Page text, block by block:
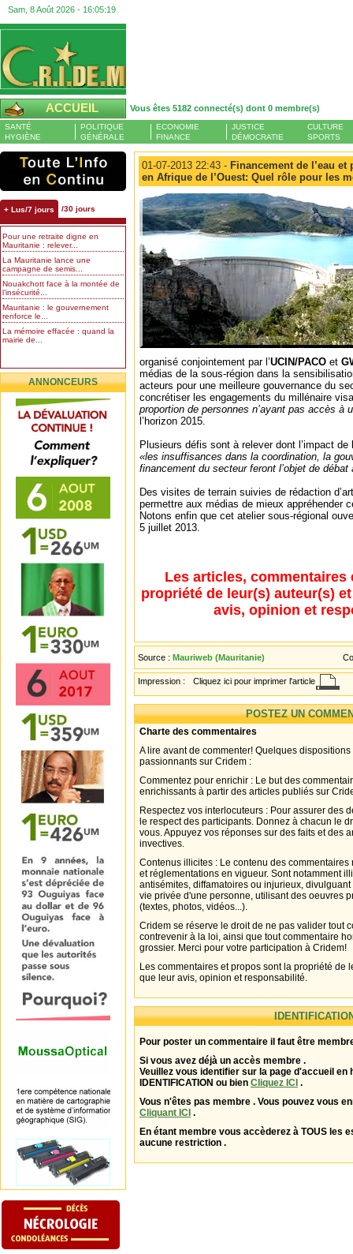
Sam, 8 Août 2026 - 16:05:20
ACCUEIL Vous êtes 5182 connecté(s) dont 0 membre(s)
SANTÉ
HYGIÈNE
POLITIQUE
GÉNÉRALE
ECONOMIE
FINANCE
JUSTICE
DÉMOCRATIE
CULTURE
SPORTS
+ Lus/7 jours /30 jours
Pour une retraite digne en
Mauritanie : relever...
La Mauritanie lance une
campagne de semis...
Nouakchott face à la montée de
l’insécurité...
Mauritanie : le gouvernement
renforce le...
La mémoire effacée : quand la
mairie de...
ANNONCEURS
01-07-2013 22:43 - Financement de l’eau
en Afrique de l’Ouest: Quel rôle pour les
organisé conjointement par l’UCIN/PACO et
médias de la sous-région dans la
acteurs pour une meilleure gouvernance du
concrétiser les engagements du millénaire
proportion de personnes n’ayant pas accès à
l’horizon 2015.
Plusieurs défis sont à relever dont l’impact
«les insuffisances dans la coordination, la
financement du secteur feront l’objet de
Des visites de terrain suivies de rédaction
permettre aux médias de mieux appréhender
Notons enfin que cet atelier sous-régional
5 juillet 2013.
Les articles,
propriété de leur(s) auteur(s)
avis, opinion et
Source : Mauriweb (Mauritanie)
Impression : Cliquez ici pour imprimer l'article
POSTEZ UN
Charte des commentaires
A lire avant de commenter! Quelques
passionnants sur Cridem :
Commentez pour enrichir : Le but des
enrichissants à partir des articles publiés sur
Respectez vos interlocuteurs : Pour assurer des
le respect des participants. Donnez à chacun le
vous. Appuyez vos réponses sur des faits et des
invectives.
Contenus illicites : Le contenu des
et réglementations en vigueur. Sont notamment
antisémites, diffamatoires ou injurieux,
vie privée d'une personne, utilisant des oeuvres
(textes, photos, vidéos...).
Cridem se réserve le droit de ne pas valider tout
contrevenir à la loi, ainsi que tout commentaire
grossier. Merci pour votre participation à Cridem!
Les commentaires et propos sont la propriété de
que leur avis, opinion et responsabilité.
Pour poster un commentaire il faut être
Si vous avez déjà un accès membre .
Veuillez vous identifier sur la page d'accueil en
IDENTIFICATION ou bien Cliquez ICI .
Vous n'êtes pas membre . Vous pouvez vous
Cliquant ICI .
En étant membre vous accèderez à TOUS les
aucune restriction .